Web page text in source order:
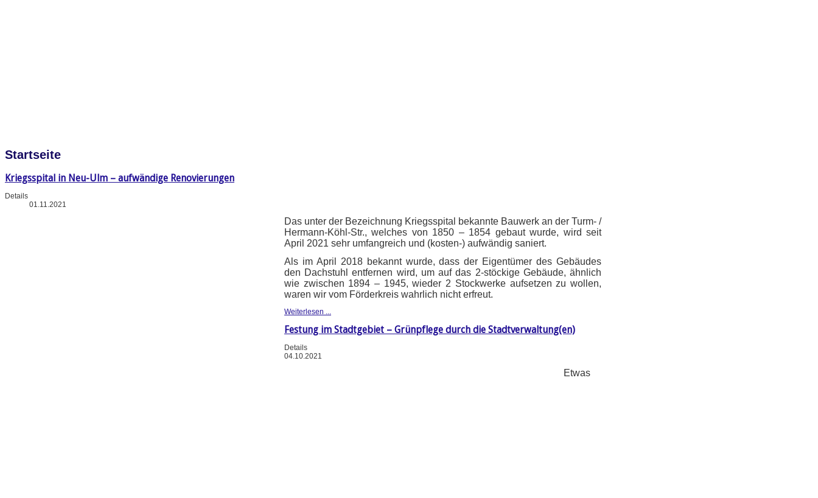
Startseite
Kriegsspital in Neu-Ulm – aufwändige Renovierungen
Details
01.11.2021
Das unter der Bezeichnung Kriegsspital bekannte Bauwerk an der Turm- /
Hermann-Köhl-Str., welches von 1850 – 1854 gebaut wurde, wird seit
April 2021 sehr umfangreich und (kosten-) aufwändig saniert.
Als im April 2018 bekannt wurde, dass der Eigentümer des Gebäudes
den Dachstuhl entfernen wird, um auf das 2-stöckige Gebäude, ähnlich
wie zwischen 1894 – 1945, wieder 2 Stockwerke aufsetzen zu wollen,
waren wir vom Förderkreis wahrlich nicht erfreut.
Weiterlesen ...
Festung im Stadtgebiet – Grünpflege durch die Stadtverwaltung(en)
Details
04.10.2021
Etwas